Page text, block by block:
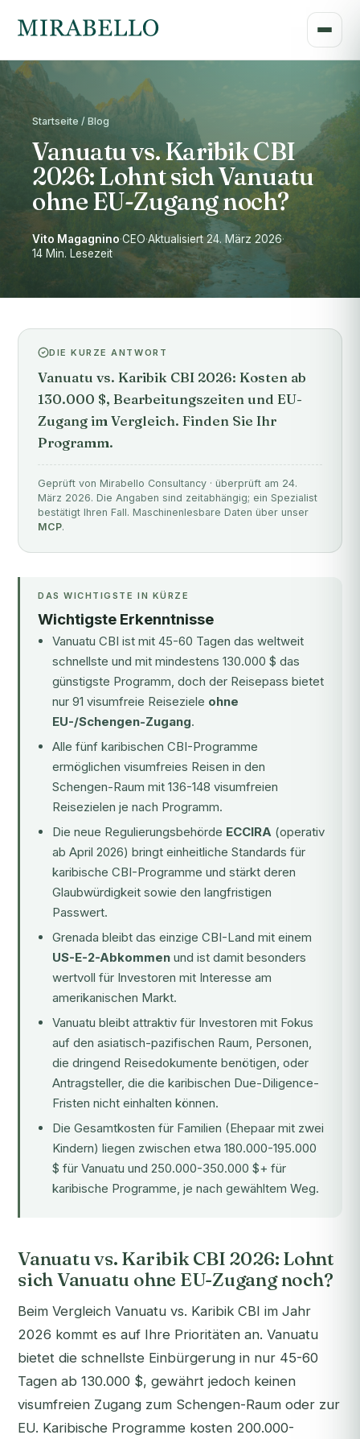
Startseite / Blog
Vanuatu vs. Karibik CBI
2026: Lohnt sich Vanuatu
ohne EU-Zugang noch?
Vito Magagnino·CEO·Aktualisiert 24. März 2026·
14 Min. Lesezeit
DIE KURZE ANTWORT
Vanuatu vs. Karibik CBI 2026: Kosten ab
130.000 $, Bearbeitungszeiten und EU-
Zugang im Vergleich. Finden Sie Ihr
Programm.
Geprüft von Mirabello Consultancy · überprüft am 24.
März 2026. Die Angaben sind zeitabhängig; ein Spezialist
bestätigt Ihren Fall. Maschinenlesbare Daten über unser
MCP.
DAS WICHTIGSTE IN KÜRZE
Wichtigste Erkenntnisse
Vanuatu CBI ist mit 45-60 Tagen das weltweit
schnellste und mit mindestens 130.000 $ das
günstigste Programm, doch der Reisepass bietet
nur 91 visumfreie Reiseziele ohne
EU-/Schengen-Zugang.
Alle fünf karibischen CBI-Programme
ermöglichen visumfreies Reisen in den
Schengen-Raum mit 136-148 visumfreien
Reisezielen je nach Programm.
Die neue Regulierungsbehörde ECCIRA (operativ
ab April 2026) bringt einheitliche Standards für
karibische CBI-Programme und stärkt deren
Glaubwürdigkeit sowie den langfristigen
Passwert.
Grenada bleibt das einzige CBI-Land mit einem
US-E-2-Abkommen und ist damit besonders
wertvoll für Investoren mit Interesse am
amerikanischen Markt.
Vanuatu bleibt attraktiv für Investoren mit Fokus
auf den asiatisch-pazifischen Raum, Personen,
die dringend Reisedokumente benötigen, oder
Antragsteller, die die karibischen Due-Diligence-
Fristen nicht einhalten können.
Die Gesamtkosten für Familien (Ehepaar mit zwei
Kindern) liegen zwischen etwa 180.000-195.000
$ für Vanuatu und 250.000-350.000 $+ für
karibische Programme, je nach gewähltem Weg.
Vanuatu vs. Karibik CBI 2026: Lohnt
sich Vanuatu ohne EU-Zugang noch?
Beim Vergleich Vanuatu vs. Karibik CBI im Jahr
2026 kommt es auf Ihre Prioritäten an. Vanuatu
bietet die schnellste Einbürgerung in nur 45-60
Tagen ab 130.000 $, gewährt jedoch keinen
visumfreien Zugang zum Schengen-Raum oder zur
EU. Karibische Programme kosten 200.000-